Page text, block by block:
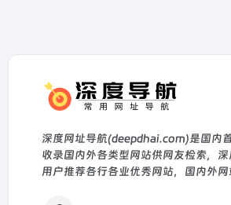
深度网址导航(deepdhai.com)是国内
收录国内外各类型网站供网友检索，
用户推荐各行各业优秀网站，国内外网